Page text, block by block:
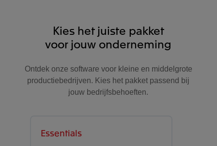
Kies het juiste pakket
voor jouw onderneming
Ontdek onze software voor kleine en middelgrote
productiebedrijven. Kies het pakket passend bij
jouw bedrijfsbehoeften.
Essentials